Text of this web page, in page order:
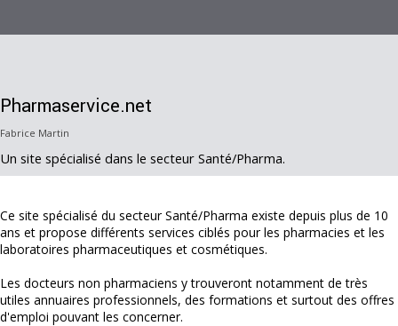
Pharmaservice.net
Fabrice Martin
Un site spécialisé dans le secteur Santé/Pharma.
Ce site spécialisé du secteur Santé/Pharma existe depuis plus de 10
ans et propose différents services ciblés pour les pharmacies et les
laboratoires pharmaceutiques et cosmétiques.
Les docteurs non pharmaciens y trouveront notamment de très
utiles annuaires professionnels, des formations et surtout des offres
d'emploi pouvant les concerner.